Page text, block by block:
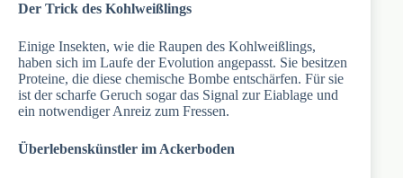
Der Trick des Kohlweißlings
Einige Insekten, wie die Raupen des Kohlweißlings,
haben sich im Laufe der Evolution angepasst. Sie besitzen
Proteine, die diese chemische Bombe entschärfen. Für sie
ist der scharfe Geruch sogar das Signal zur Eiablage und
ein notwendiger Anreiz zum Fressen.
Überlebenskünstler im Ackerboden